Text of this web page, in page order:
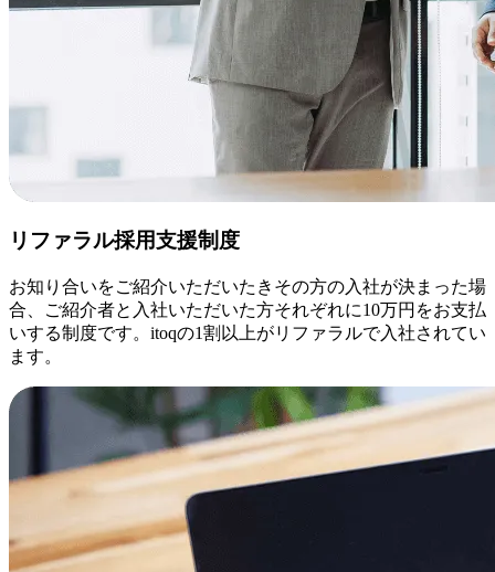
リファラル採用支援制度
お知り合いをご紹介いただいたきその方の入社が決まった場
合、ご紹介者と入社いただいた方それぞれに10万円をお支払
いする制度です。itoqの1割以上がリファラルで入社されてい
ます。